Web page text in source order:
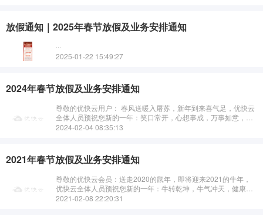
放假通知｜2025年春节放假及业务安排通知
···
2025-01-22 15:49:27
2024年春节放假及业务安排通知
尊敬的优快云用户： 春风送暖入屠苏，新年到来喜气足，优快云
全体人员预祝您新的一年：笑口常开，心想事成，万事如意，身
体健康，阖家幸福！···
2024-02-04 08:35:13
2021年春节放假及业务安排通知
尊敬的优快云会员：送走2020的鼠年，即将迎来2021的牛年，
优快云全体人员预祝您新的一年：牛转乾坤，牛气冲天，健康快
乐，大吉大利。优快云春节放假安排如下：2021年2月11日
2021-02-08 22:20:31